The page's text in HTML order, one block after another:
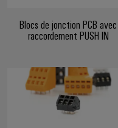
avec
des
réseau
pour
l'industrie
des
électrique
Fabricant
d'équipements
Blocs
et
Boîtiers
de
raccordement
SERVICES
Blocs de jonction PCB avec
raccordement PUSH IN